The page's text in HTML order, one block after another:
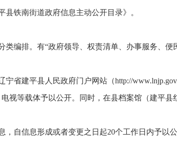
县铁南街道政府信息主动公开目录》。
类编排。有“政府领导、权责清单、办事服务、便
宁省建平县人民政府门户网站（http://
视等载体予以公开。同时，在县档案馆（建平县
，自信息形成或者变更之日起20个工作日内予以